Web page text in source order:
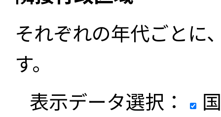
それぞれの年代ごとに
す。
表示データ選択：